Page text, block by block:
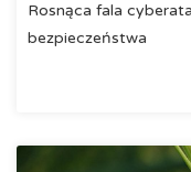
Rosnąca fala
bezpieczeństwa